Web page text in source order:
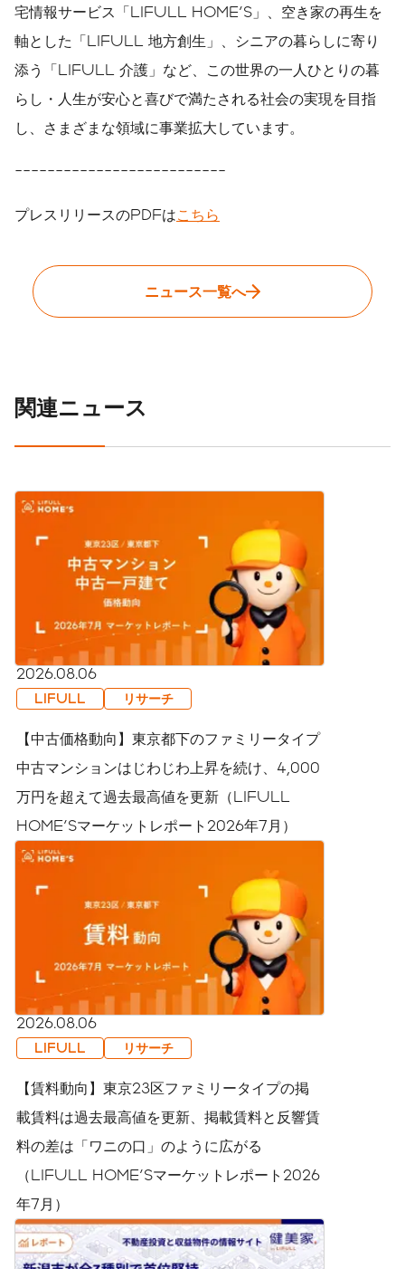
宅情報サービス「LIFULL HOME'S」、空き家の再生を
軸とした「LIFULL 地方創生」、シニアの暮らしに寄り
添う「LIFULL 介護」など、この世界の一人ひとりの暮
らし・人生が安心と喜びで満たされる社会の実現を目指
し、さまざまな領域に事業拡大しています。
--------------------------
プレスリリースのPDFは こちら
ニュース一覧へ
関連ニュース
2026.08.06
LIFULL リサーチ
【中古価格動向】東京都下のファミリータイプ
中古マンションはじわじわ上昇を続け、4,000
万円を超えて過去最高値を更新（LIFULL
HOME'Sマーケットレポート2026年7月）
2026.08.06
LIFULL リサーチ
【賃料動向】東京23区ファミリータイプの掲
載賃料は過去最高値を更新、掲載賃料と反響賃
料の差は「ワニの口」のように広がる
（LIFULL HOME'Sマーケットレポート2026
年7月）